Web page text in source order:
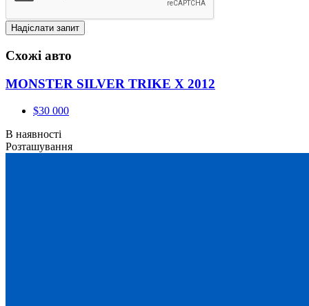
Схожі авто
MONSTER SILVER TRIKE X 2012
$30 000
В наявності
Розташування